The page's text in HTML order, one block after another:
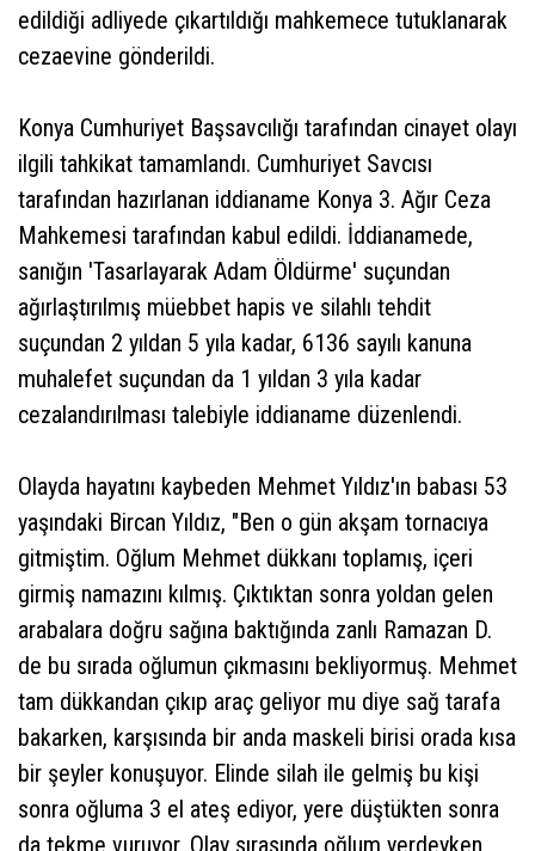
edildiği adliyede çıkartıldığı mahkemece tutuklanarak
cezaevine gönderildi.
Konya Cumhuriyet Başsavcılığı tarafından cinayet olayı
ilgili tahkikat tamamlandı. Cumhuriyet Savcısı
tarafından hazırlanan iddianame Konya 3. Ağır Ceza
Mahkemesi tarafından kabul edildi. İddianamede,
sanığın 'Tasarlayarak Adam Öldürme' suçundan
ağırlaştırılmış müebbet hapis ve silahlı tehdit
suçundan 2 yıldan 5 yıla kadar, 6136 sayılı kanuna
muhalefet suçundan da 1 yıldan 3 yıla kadar
cezalandırılması talebiyle iddianame düzenlendi.
Olayda hayatını kaybeden Mehmet Yıldız'ın babası 53
yaşındaki Bircan Yıldız, "Ben o gün akşam tornacıya
gitmiştim. Oğlum Mehmet dükkanı toplamış, içeri
girmiş namazını kılmış. Çıktıktan sonra yoldan gelen
arabalara doğru sağına baktığında zanlı Ramazan D.
de bu sırada oğlumun çıkmasını bekliyormuş. Mehmet
tam dükkandan çıkıp araç geliyor mu diye sağ tarafa
bakarken, karşısında bir anda maskeli birisi orada kısa
bir şeyler konuşuyor. Elinde silah ile gelmiş bu kişi
sonra oğluma 3 el ateş ediyor, yere düştükten sonra
da tekme vuruyor. Olay sırasında oğlum yerdeyken